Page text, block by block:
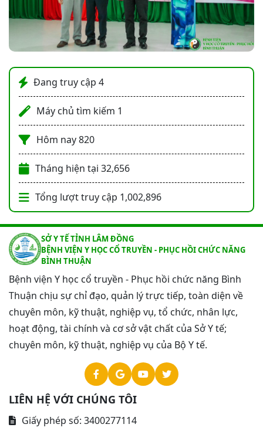
Đang truy cập 4
Máy chủ tìm kiếm 1
Hôm nay820
Tháng hiện tại 32,656
Tổng lượt truy cập 1,002,896
SỞ Y TẾ TỈNH LÂM ĐỒNG
BỆNH VIỆN Y HỌC CỔ TRUYỀN - PHỤC HỒI CHỨC NĂNG
BÌNH THUẬN
Bệnh viện Y học cổ truyền - Phục hồi chức năng Bình
Thuận chịu sự chỉ đạo, quản lý trực tiếp, toàn diện về
chuyên môn, kỹ thuật, nghiệp vụ, tổ chức, nhân lực,
hoạt động, tài chính và cơ sở vật chất của Sở Y tế;
chuyên môn, kỹ thuật, nghiệp vụ của Bộ Y tế.
LIÊN HỆ VỚI CHÚNG TÔI
Giấy phép số: 3400277114